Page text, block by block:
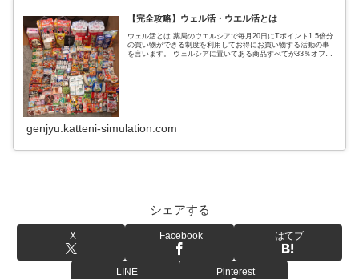
【完全攻略】ウェル活・ウエル活とは
ウェル活とは 薬局のウエルシアで毎月20日にTポイント1.5倍分
の買い物ができる制度を利用してお得にお買い物する活動の事
を言います。 ウェルシアに置いてある商品すべてが33％オフに
genjyu.katteni-simulation.com
シェアする
X Facebook はてブ
LINE Pinterest